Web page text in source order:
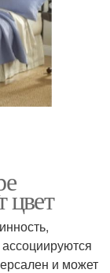
цвет
и может